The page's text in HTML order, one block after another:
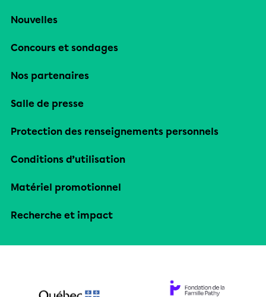
Nouvelles
Concours et sondages
Nos partenaires
Salle de presse
Protection des renseignements personnels
Conditions d’utilisation
Matériel promotionnel
Recherche et impact